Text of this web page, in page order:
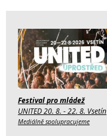
Festival pro mládež
UNITED 20. 8. - 22. 8. Vsetín
Mediálně spolupracujeme